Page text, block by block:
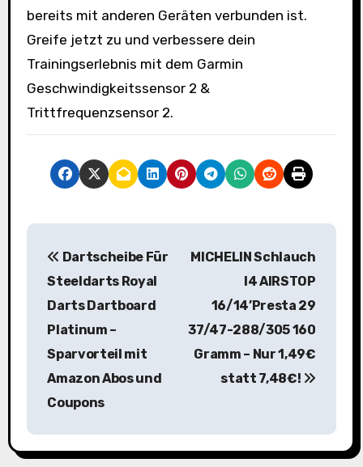
bereits mit anderen Geräten verbunden ist.
Greife jetzt zu und verbessere dein
Trainingserlebnis mit dem Garmin
Geschwindigkeitssensor 2 &
Trittfrequenzsensor 2.
B
g
Dartscheibe Für
Steeldarts Royal
Darts Dartboard
Platinum –
Sparvorteil mit
Amazon Abos und
Coupons
MICHELIN Schlauch
I4 AIRSTOP
16/14’Presta 29
37/47-288/305 160
Gramm – Nur 1,49€
statt 7,48€!